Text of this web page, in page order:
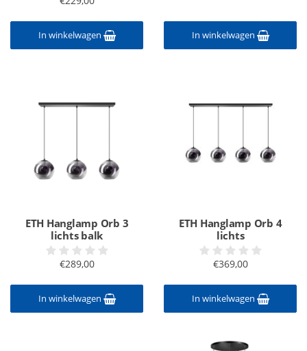
In winkelwagen In winkelwagen
ETH Hanglamp Orb 3
lichts balk
€289,00
In winkelwagen
ETH Hanglamp Orb 4
lichts
€369,00
In winkelwagen